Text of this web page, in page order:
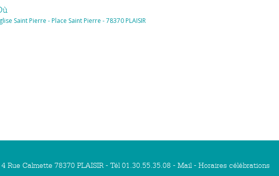
Saint Pierre - Place Saint Pierre - 78370 PLAISIR
Rue Calmette 78370 PLAISIR - Tél 01.30.55.35.08 - Mail- Horaires célébrations